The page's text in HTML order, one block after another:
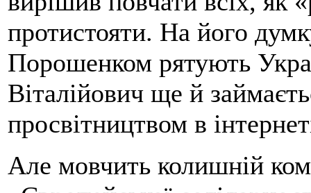
протистояти. На його
Порошенком рятують
Віталійович ще й
просвітництвом в
Але мовчить колишній